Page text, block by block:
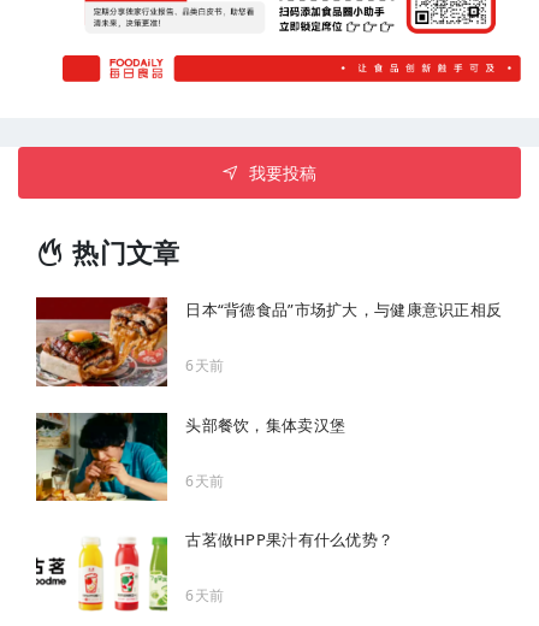
我要投稿
热门文章
日本“背德食品”市场扩大，与健康意识正相反
6天前
头部餐饮，集体卖汉堡
6天前
古茗做HPP果汁有什么优势？
6天前